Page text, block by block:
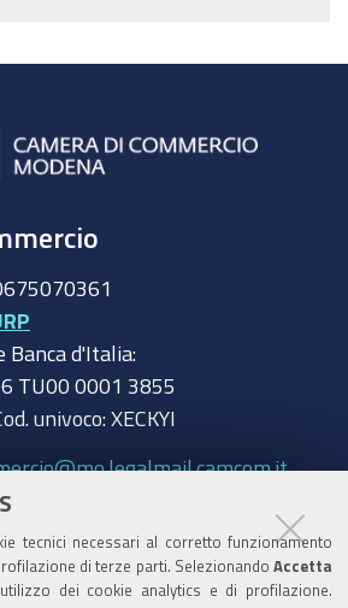
tecnici necessari al corretto funzionamento
di terze parti. Selezionando Accetta
dei cookie analytics e di profilazione.
Banca d'Italia:
TU00 0001 3855
univoco: XECKYI